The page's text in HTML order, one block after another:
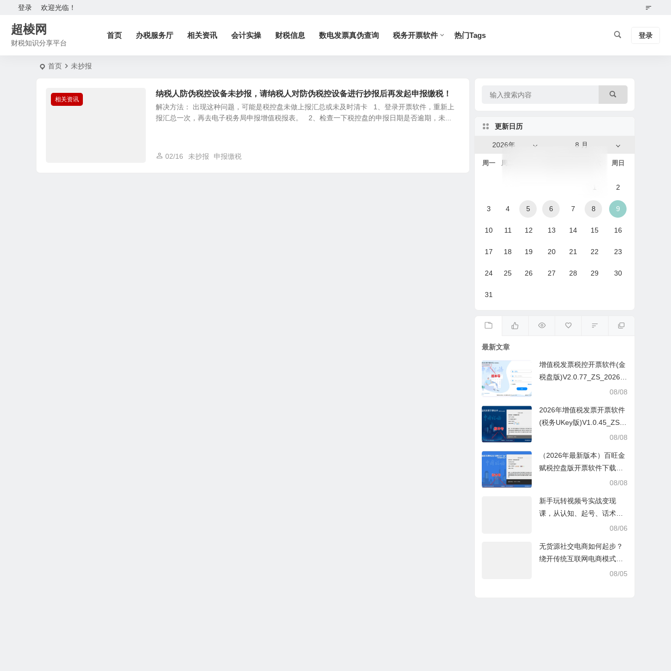
欢迎光临！
登录
超棱网
财税知识分享平台
首页 办税服务厅 相关资讯 会计实操 财税信息 数电发票真伪查询 税务开票软件 热门Tags 登录
首页 未抄报
相关资讯
纳税人防伪税控设备未抄报，请纳税人对防伪税控设备进行抄报后再发起申报缴税！
解决方法： 出现这种问题，可能是税控盘未做上报汇总或未及时清卡 1、登录开票软件，重新上
报汇总一次，再去电子税务局申报增值税报表。 2、检查一下税控盘的申报日期是否逾期，未...
02/16 未抄报 申报缴税
更新日历
8 月
2026年
周一 周二 周日
2
3 4 5 6 7 8 9
10 11 12 13 14 15 16
17 18 19 20 21 22 23
24 25 26 27 28 29 30
31
最新文章
增值税发票税控开票软件(金
税盘版)V2.0.77_ZS_20260
08/08
2026年增值税发票开票软件
(税务UKey版)V1.0.45_ZS_
08/08
（2026年最新版本）百旺金
赋税控盘版开票软件下载V2.
08/08
新手玩转视频号实战变现
课，从认知、起号、话术、
选品、开播到投放的全链路
08/06
无货源社交电商如何起步？
绕开传统互联网电商模式撒
豆成兵，实现跨平台交易实
08/05